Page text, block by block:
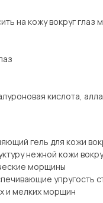
на кожу вокруг глаз
кислота,
гель для кожи
нежной кожи
морщины
упругость
и мелких морщин